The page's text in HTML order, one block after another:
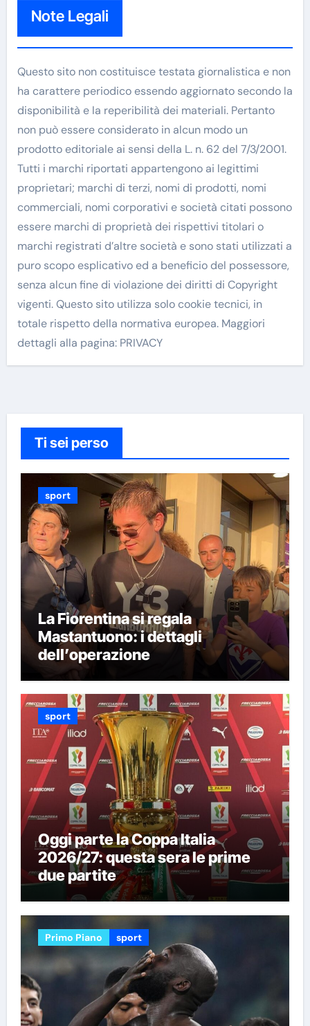
Note Legali
Questo sito non costituisce testata giornalistica e non
ha carattere periodico essendo aggiornato secondo la
disponibilità e la reperibilità dei materiali. Pertanto
non può essere considerato in alcun modo un
prodotto editoriale ai sensi della L. n. 62 del 7/3/2001.
Tutti i marchi riportati appartengono ai legittimi
proprietari; marchi di terzi, nomi di prodotti, nomi
commerciali, nomi corporativi e società citati possono
essere marchi di proprietà dei rispettivi titolari o
marchi registrati d’altre società e sono stati utilizzati a
puro scopo esplicativo ed a beneficio del possessore,
senza alcun fine di violazione dei diritti di Copyright
vigenti. Questo sito utilizza solo cookie tecnici, in
totale rispetto della normativa europea. Maggiori
dettagli alla pagina: PRIVACY
Ti sei perso
sport
La Fiorentina si regala
Mastantuono: i dettagli
dell’operazione
sport
Oggi parte la Coppa Italia
2026/27: questa sera le prime
due partite
Primo Piano sport